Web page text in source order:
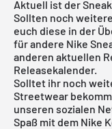
Aktuell ist der
Sollten noch
euch diese in der
für andere Nike
anderen aktuellen
Releasekalender.
Solltet ihr noch
Streetwear
unseren sozialen
Spaß mit dem Nike